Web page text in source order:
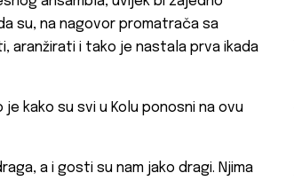
su, na nagovor promatrača sa
aranžirati i tako je nastala prva ikada
je kako su svi u Kolu ponosni na ovu
a i gosti su nam jako dragi. Njima